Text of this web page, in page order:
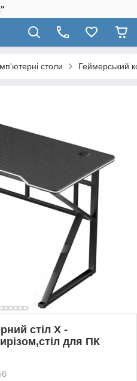
столи Геймерський
стіл X -
для ПК